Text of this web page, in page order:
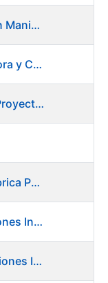
OE 33/24 - Revisor de Producción Manipulado Timbre
OE 09/24 - Ayudante de Encoladora y Calandra Máquina de Papel
OE 45/24 - Ingeniero Auxiliar de Proyectos. Investigación y Desarrollo
OE 15/25 - Oficial 2ª de Telas. Fábrica Papel
FC 03/25 - Director/a de Operaciones Industriales
FC 04/25 - Responsable de Relaciones Institucionales y Coordinación de Presidencia